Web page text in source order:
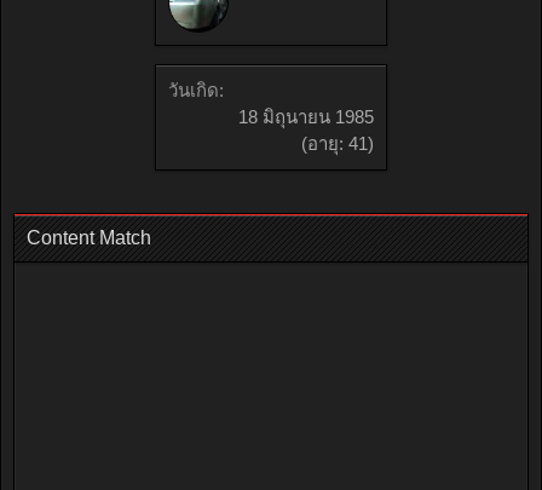
วันเกิด:
18 มิถุนายน 1985
(อายุ: 41)
Content Match